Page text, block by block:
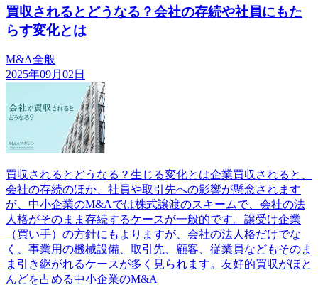
買収されるとどうなる？会社の存続や社員にもた
らす変化とは
M&A全般
2025年09月02日
買収されるとどうなる？生じる変化とは企業買収されると、
会社の存続のほか、社員や取引先への影響が懸念されます
が、中小企業のM&Aでは株式譲渡のスキームで、会社の法
人格がそのまま存続するケースが一般的です。譲受け企業
（買い手）の方針にもよりますが、会社の法人格だけでな
く、事業用の機械設備、取引先、顧客、従業員などもそのま
ま引き継がれるケースが多く見られます。友好的買収がほと
んどを占める中小企業のM&A